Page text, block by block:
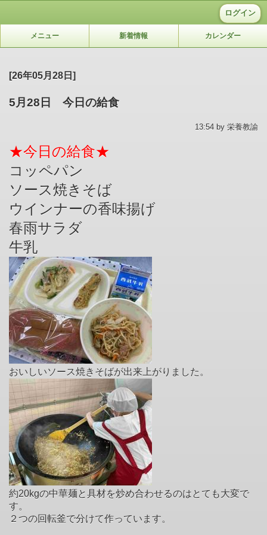
ログイン
メニュー 新着情報 カレンダー
[26年05月28日]
5月28日 今日の給食
13:54 by 栄養教諭
★今日の給食★
コッペパン
ソース焼きそば
ウインナーの香味揚げ
春雨サラダ
牛乳
おいしいソース焼きそばが出来上がりました。
約20kgの中華麺と具材を炒め合わせるのはとても大変で
す。
２つの回転釜で分けて作っています。